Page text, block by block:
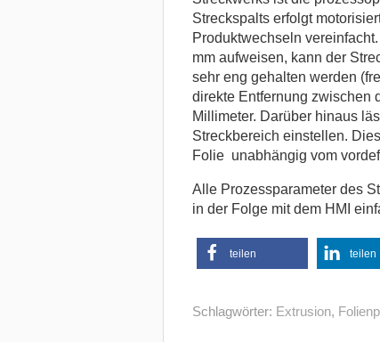
Streckspalts erfolgt
Produktwechseln
mm aufweisen, kann der
sehr eng gehalten werden
direkte Entfernung zwischen
Millimeter. Darüber hinaus
Streckbereich einstellen.
Folie unabhängig vom
Alle Prozessparameter des
in der Folge mit dem HMI
teilen teilen
Schlagwörter: Extrusion,